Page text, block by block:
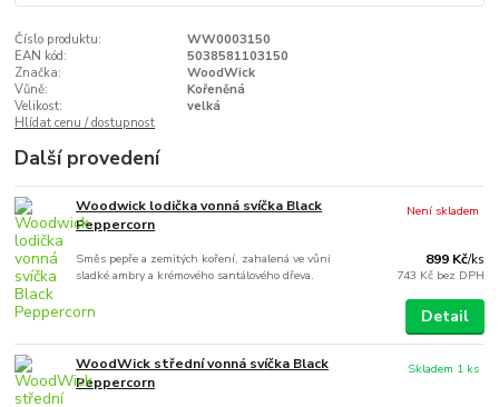
Číslo produktu:
WW0003150
EAN kód:
5038581103150
Značka:
WoodWick
Vůně:
Kořeněná
Velikost:
velká
Hlídat cenu / dostupnost
Další provedení
Woodwick lodička vonná svíčka Black
Peppercorn
Směs pepře a zemitých koření, zahalená ve vůni
sladké ambry a krémového santálového dřeva.
899 Kč/ks
743 Kč bez DPH
Není skladem
Detail
WoodWick střední vonná svíčka Black
Peppercorn
Skladem 1 ks